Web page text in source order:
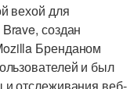
вехой для
создан
Бренданом
и был
и отслеживания веб-